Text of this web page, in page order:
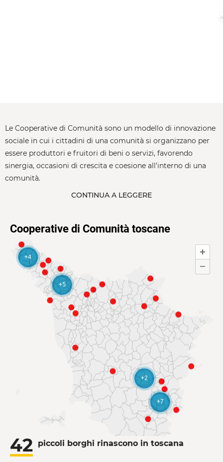
Le Cooperative di Comunità sono un modello di innovazione
sociale in cui i cittadini di una comunità si organizzano per
essere produttori e fruitori di beni o servizi, favorendo
sinergia, occasioni di crescita e coesione all'interno di una
comunità.
CONTINUA A LEGGERE
42 piccoli borghi rinascono in toscana